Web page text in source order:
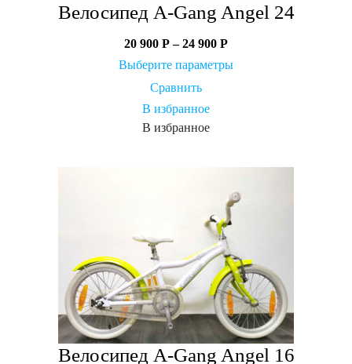
Велосипед A-Gang Angel 24
20 900 Р–24 900 Р
Выберите параметры
Сравнить
В избранное
В избранное
Велосипед A-Gang Angel 16